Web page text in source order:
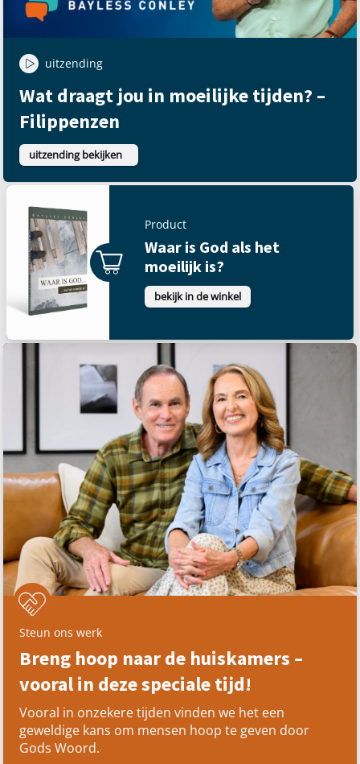
uitzending
Wat draagt jou in moeilijke tijden? –
Filippenzen
uitzending bekijken
Product
Waar is God als het
moeilijk is?
bekijk in de winkel
Steun ons werk
Breng hoop naar de huiskamers –
vooral in deze speciale tijd!
Vooral in onzekere tijden vinden we het een
geweldige kans om mensen hoop te geven door
Gods Woord.